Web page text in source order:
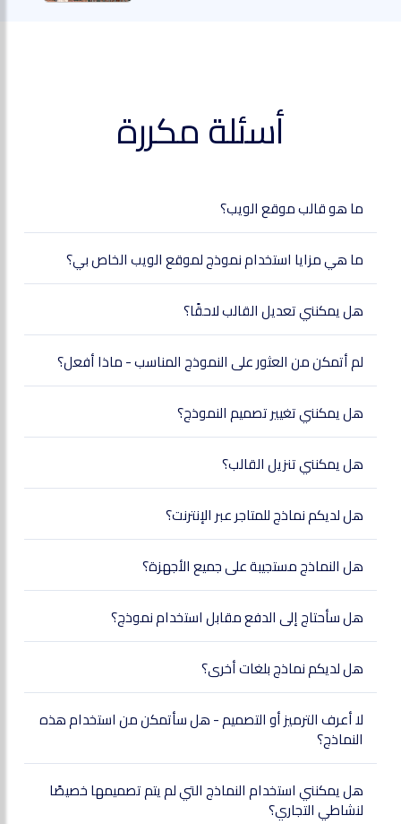
أسئلة مكررة
ما هو قالب موقع الويب؟
ما هي مزايا استخدام نموذج لموقع الويب الخاص بي؟
هل يمكنني تعديل القالب لاحقًا؟
لم أتمكن من العثور على النموذج المناسب - ماذا أفعل؟
هل يمكنني تغيير تصميم النموذج؟
هل يمكنني تنزيل القالب؟
هل لديكم نماذج للمتاجر عبر الإنترنت؟
هل النماذج مستجيبة على جميع الأجهزة؟
هل سأحتاج إلى الدفع مقابل استخدام نموذج؟
هل لديكم نماذج بلغات أخرى؟
لا أعرف الترميز أو التصميم - هل سأتمكن من استخدام هذه
النماذج؟
هل يمكنني استخدام النماذج التي لم يتم تصميمها خصيصًا
لنشاطي التجاري؟